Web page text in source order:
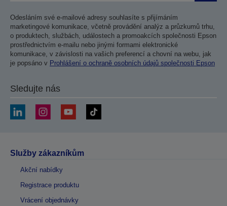
Odesláním své e-mailové adresy souhlasíte s přijímáním
marketingové komunikace, včetně provádění analýz a průzkumů trhu,
o produktech, službách, událostech a promoakcích společnosti Epson
prostřednictvím e-mailu nebo jinými formami elektronické
komunikace, v závislosti na vašich preferencí a chovní na webu, jak
je popsáno v Prohlášení o ochraně osobních údajů společnosti Epson
Sledujte nás
Služby zákazníkům
Akční nabídky
Registrace produktu
Vrácení objednávky